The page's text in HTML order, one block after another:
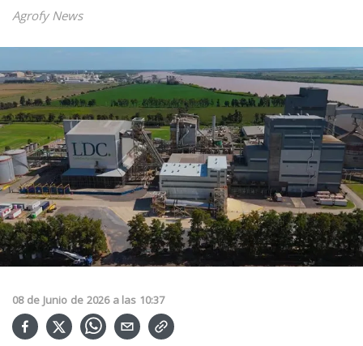
Agrofy News
08 de Junio de 2026 a las 10:37